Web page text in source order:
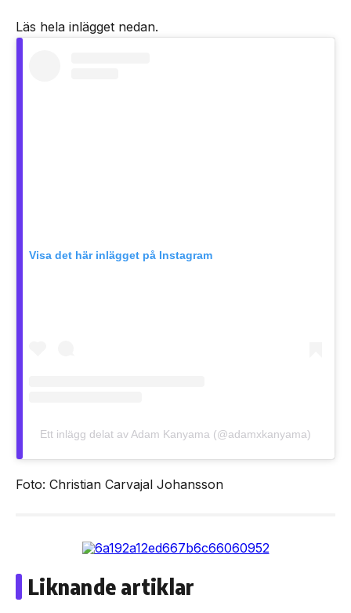
Läs hela inlägget nedan.
Visa det här inlägget på Instagram
Ett inlägg delat av Adam Kanyama (@adamxkanyama)
Foto: Christian Carvajal Johansson
Liknande artiklar